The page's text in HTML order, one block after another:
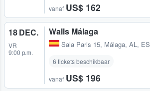
vanaf US$ 162
18 DEC.
VR
9:00 p.m.
Walls Málaga
Sala Paris 15, Málaga, AL, ES
6 tickets beschikbaar
vanaf US$ 196